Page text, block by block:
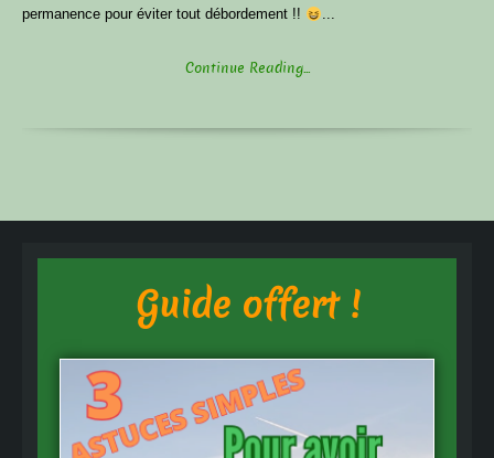
permanence pour éviter tout débordement !!
...
Continue Reading...
Guide offert !